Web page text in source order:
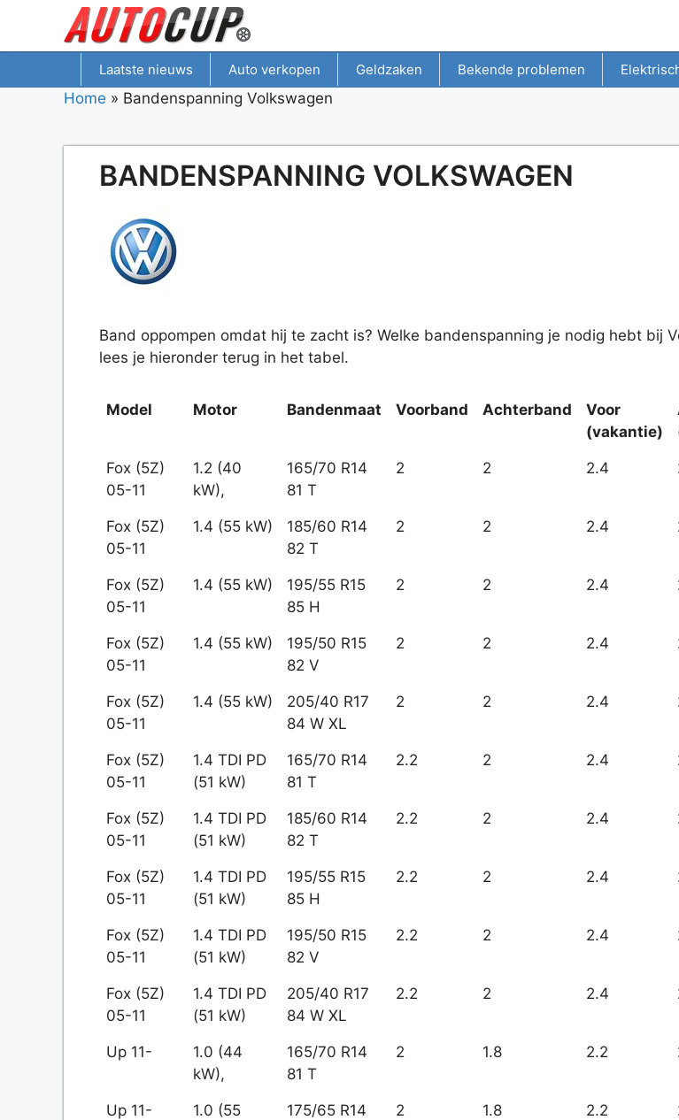
inhoud
Laatste nieuws Auto verkopen Geldzaken Bekende problemen
Home » Bandenspanning Volkswagen
BANDENSPANNING VOLKSWAGEN
Band oppompen omdat hij te zacht is? Welke bandenspanning je nodig hebt bij
lees je hieronder terug in het tabel.
Model Motor Bandenmaat Voorband Achterband
Voor
(vakantie)
Fox (5Z)
05-11
1.2 (40
kW),
165/70 R14
81 T
2 2 2.4
Fox (5Z)
05-11
1.4 (55 kW)
185/60 R14
82 T
2 2 2.4
Fox (5Z)
05-11
1.4 (55 kW)
195/55 R15
85 H
2 2 2.4
Fox (5Z)
05-11
1.4 (55 kW)
195/50 R15
82 V
2 2 2.4
Fox (5Z)
05-11
1.4 (55 kW)
205/40 R17
84 W XL
2 2 2.4
Fox (5Z)
05-11
1.4 TDI PD
(51 kW)
165/70 R14
81 T
2.2 2 2.4
Fox (5Z)
05-11
1.4 TDI PD
(51 kW)
185/60 R14
82 T
2.2 2 2.4
Fox (5Z)
05-11
1.4 TDI PD
(51 kW)
195/55 R15
85 H
2.2 2 2.4
Fox (5Z)
05-11
1.4 TDI PD
(51 kW)
195/50 R15
82 V
2.2 2 2.4
Fox (5Z)
05-11
1.4 TDI PD
(51 kW)
205/40 R17
84 W XL
2.2 2 2.4
Up 11-
1.0 (44
kW),
165/70 R14
81 T
2 1.8 2.2
Up 11-
1.0 (55
175/65 R14
2 1.8 2.2